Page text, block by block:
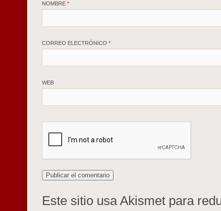
NOMBRE *
CORREO ELECTRÓNICO *
WEB
Este sitio usa Akismet para